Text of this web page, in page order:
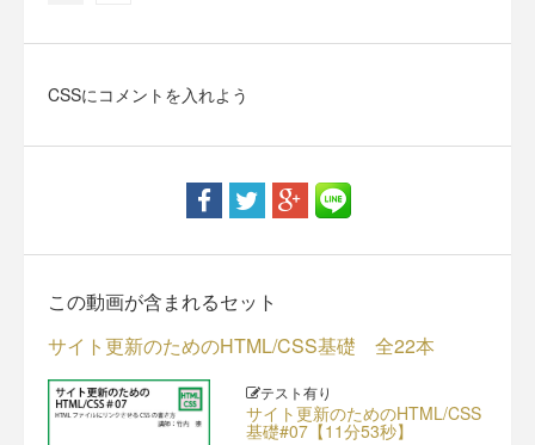
CSSにコメントを入れよう
この動画が含まれるセット
サイト更新のためのHTML/CSS基礎 全22本
テスト有り
サイト更新のためのHTML/CSS
基礎#07【11分53秒】